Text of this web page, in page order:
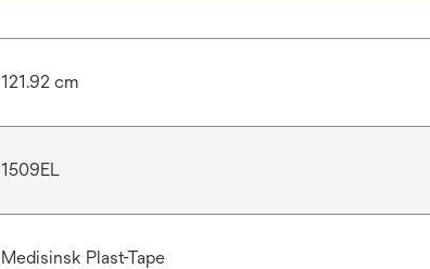
121.92 cm
1509EL
Medisinsk Plast-Tape